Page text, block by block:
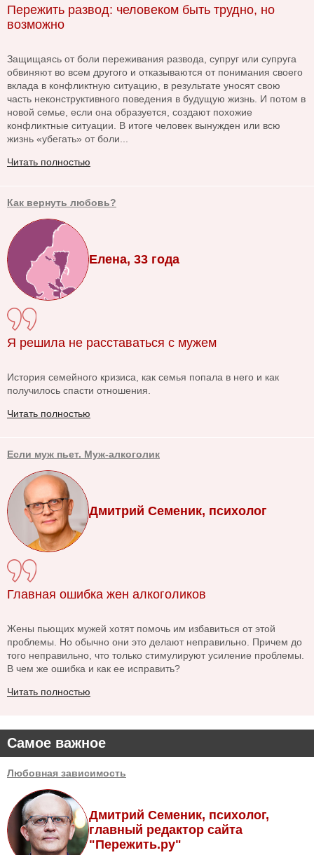
Самое важное
Любовная зависимость
Дмитрий Семеник, психолог,
главный редактор сайта
"Пережить.ру"
Пережить развод: человеком быть трудно, но
возможно
Защищаясь от боли переживания развода, супруг или супруга
обвиняют во всем другого и отказываются от понимания своего
вклада в конфликтную ситуацию, в результате уносят свою
часть неконструктивного поведения в будущую жизнь. И потом в
новой семье, если она образуется, создают похожие
конфликтные ситуации. В итоге человек вынужден или всю
жизнь «убегать» от боли...
Читать полностью
Как вернуть любовь?
Елена, 33 года
Я решила не расставаться с мужем
История семейного кризиса, как семья попала в него и как
получилось спасти отношения.
Читать полностью
Если муж пьет. Муж-алкоголик
Дмитрий Семеник, психолог
Главная ошибка жен алкоголиков
Жены пьющих мужей хотят помочь им избавиться от этой
проблемы. Но обычно они это делают неправильно. Причем до
того неправильно, что только стимулируют усиление проблемы.
В чем же ошибка и как ее исправить?
Читать полностью